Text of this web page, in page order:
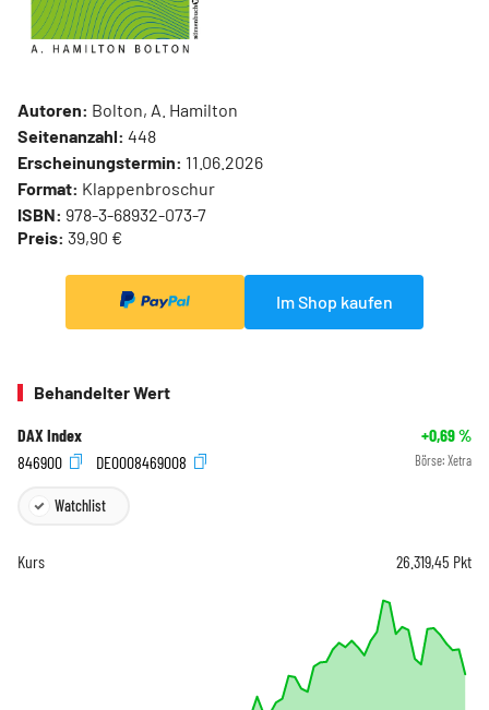
Autoren: Bolton, A. Hamilton
Seitenanzahl: 448
Erscheinungstermin: 11.06.2026
Format: Klappenbroschur
ISBN: 978-3-68932-073-7
Preis: 39,90 €
Im Shop kaufen
Behandelter Wert
DAX Index +0,69%
846900
DE0008469008 Börse: Xetra
Watchlist
Kurs 26.319,45 Pkt